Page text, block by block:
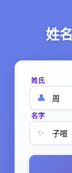
姓
姓氏
👤
名字
✨